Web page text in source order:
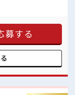
車場完備なのでマ
現地までの移動交通
の寮もあり※空き状況
王山駅から無料送迎
画の世界」を体験で
■最短即日
入社決定もできる！
募する